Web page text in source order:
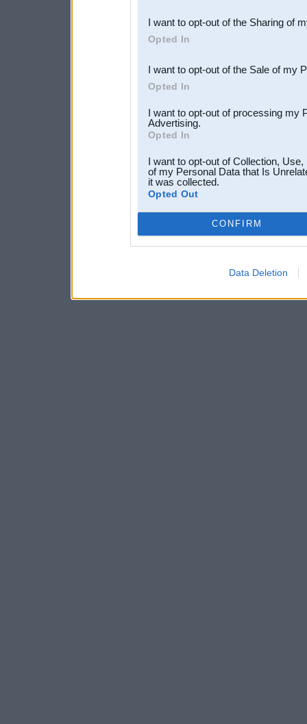
Downstream Participants
third parties.
I want to opt-out of the Sharing of
Opted In
I want to opt-out of the Sale of my
Opted In
I want to opt-out of processing my
Advertising.
Opted In
I want to opt-out of Collection,
of my Personal Data that Is
it was collected.
Opted Out
CONFIRM
Data Deletion